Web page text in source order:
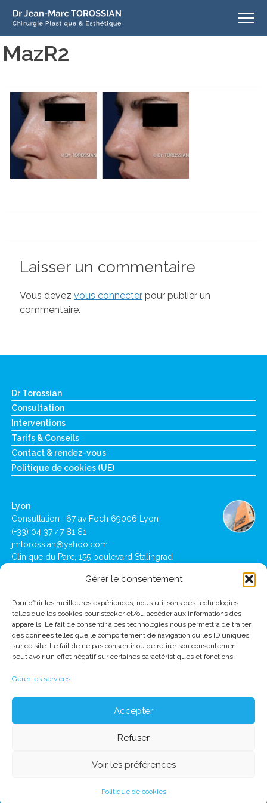
Gérer le consentement
Pour offrir les meilleures expériences, nous utilisons des technologies
telles que les cookies pour stocker et/ou accéder aux informations des
appareils. Le fait de consentir à ces technologies nous permettra de traiter
des données telles que le comportement de navigation ou les ID uniques
sur ce site. Le fait de ne pas consentir ou de retirer son consentement
peut avoir un effet négatif sur certaines caractéristiques et fonctions.
Gérer les services
Accepter
Refuser
Voir les préférences
Politique de cookies
MazR2
Laisser un commentaire
Vous devez vous connecterpour publier un
commentaire.
Dr Torossian
Consultation
Interventions
Tarifs & Conseils
Contact & rendez-vous
Politique de cookies (UE)
Lyon
Consultation : 67 av Foch 69006 Lyon
(+33) 04 37 47 81 81
jmtorossian@yahoo.com
Clinique du Parc, 155 boulevard Stalingrad
Lausanne
Clinique de Montchoisi : Ch des Allinges 10,
1001 Lausanne
(+41) 21 619 39 39
jmtorossian@montchoisi.ch